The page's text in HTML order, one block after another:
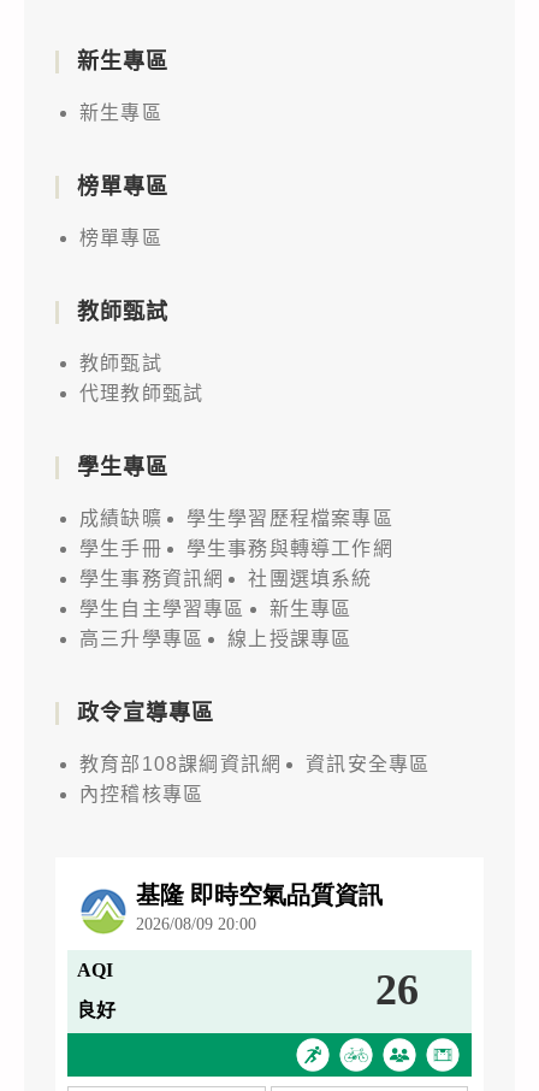
新生專區
新生專區
榜單專區
榜單專區
教師甄試
教師甄試
代理教師甄試
學生專區
成績缺曠
學生學習歷程檔案專區
學生手冊
學生事務與轉導工作網
學生事務資訊網
社團選填系統
學生自主學習專區
新生專區
高三升學專區
線上授課專區
政令宣導專區
教育部108課綱資訊網
資訊安全專區
內控稽核專區